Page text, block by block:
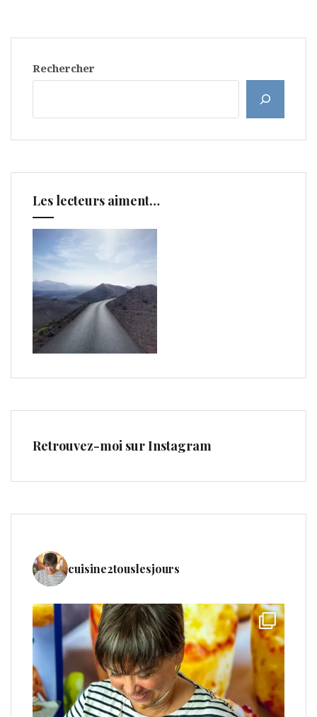
Rechercher
Les lecteurs aiment…
Retrouvez-moi sur Instagram
cuisine2touslesjours